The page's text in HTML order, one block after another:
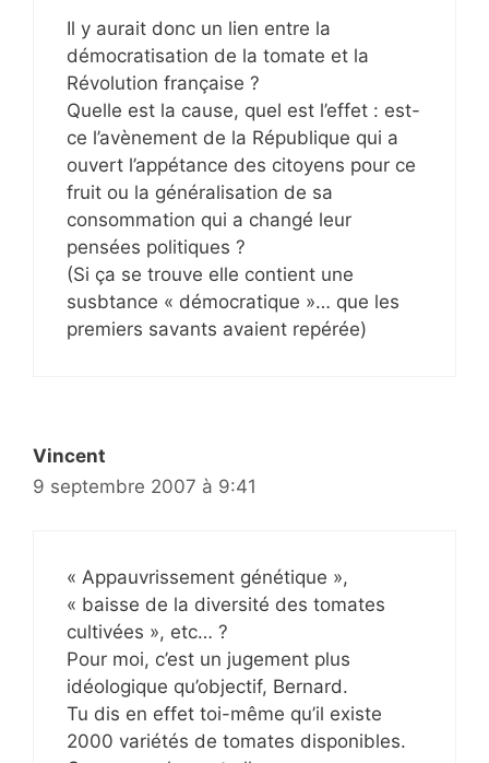
Il y aurait donc un lien entre la
démocratisation de la tomate et la
Révolution française ?
Quelle est la cause, quel est l’effet : est-
ce l’avènement de la République qui a
ouvert l’appétance des citoyens pour ce
fruit ou la généralisation de sa
consommation qui a changé leur
pensées politiques ?
(Si ça se trouve elle contient une
susbtance « démocratique »… que les
premiers savants avaient repérée)
Vincent
9 septembre 2007 à 9:41
« Appauvrissement génétique »,
« baisse de la diversité des tomates
cultivées », etc… ?
Pour moi, c’est un jugement plus
idéologique qu’objectif, Bernard.
Tu dis en effet toi-même qu’il existe
2000 variétés de tomates disponibles.